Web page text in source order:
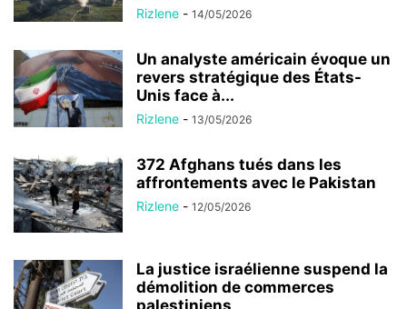
Rizlene - 14/05/2026
Un analyste américain évoque un
revers stratégique des États-
Unis face à...
Rizlene - 13/05/2026
372 Afghans tués dans les
affrontements avec le Pakistan
Rizlene - 12/05/2026
La justice israélienne suspend la
démolition de commerces
palestiniens